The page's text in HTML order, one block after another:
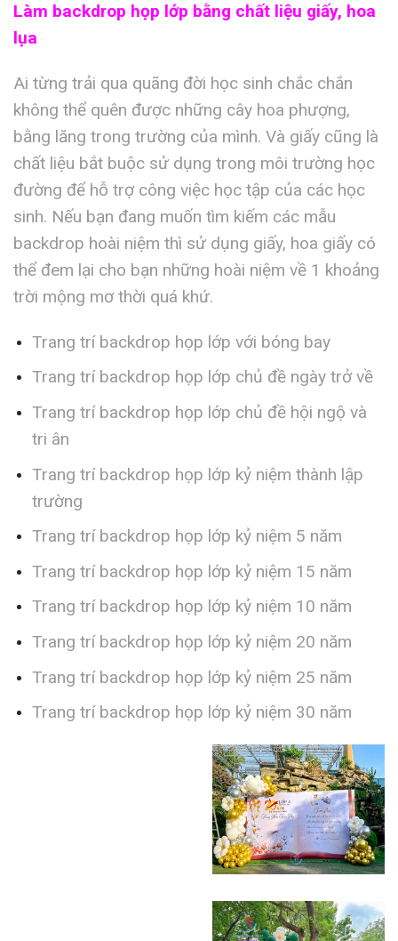
Làm backdrop họp lớp bằng chất liệu giấy, hoa
lụa
Ai từng trải qua quãng đời học sinh chắc chắn
không thể quên được những cây hoa phượng,
bằng lăng trong trường của mình. Và giấy cũng là
chất liệu bắt buộc sử dụng trong môi trường học
đường để hỗ trợ công việc học tập của các học
sinh. Nếu bạn đang muốn tìm kiếm các mẫu
backdrop hoài niệm thì sử dụng giấy, hoa giấy có
thể đem lại cho bạn những hoài niệm về 1 khoảng
trời mộng mơ thời quá khứ.
Trang trí backdrop họp lớp với bóng bay
Trang trí backdrop họp lớp chủ đề ngày trở về
Trang trí backdrop họp lớp chủ đề hội ngộ và
tri ân
Trang trí backdrop họp lớp kỷ niệm thành lập
trường
Trang trí backdrop họp lớp kỷ niệm 5 năm
Trang trí backdrop họp lớp kỷ niệm 15 năm
Trang trí backdrop họp lớp kỷ niệm 10 năm
Trang trí backdrop họp lớp kỷ niệm 20 năm
Trang trí backdrop họp lớp kỷ niệm 25 năm
Trang trí backdrop họp lớp kỷ niệm 30 năm